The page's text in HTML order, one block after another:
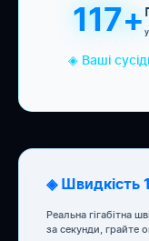
117+
◈ Ваші
◈ Швидкість
Реальна гігабітна
за секунди, грайте